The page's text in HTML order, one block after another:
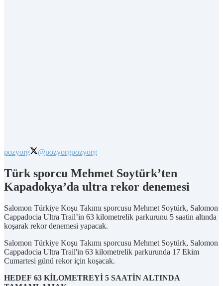
pozyorg @pozyorgpozyorg
Türk sporcu Mehmet Soytürk’ten
Kapadokya’da ultra rekor denemesi
Salomon Türkiye Koşu Takımı sporcusu Mehmet Soytürk, Salomon
Cappadocia Ultra Trail’in 63 kilometrelik parkurunu 5 saatin altında
koşarak rekor denemesi yapacak.
Salomon Türkiye Koşu Takımı sporcusu Mehmet Soytürk, Salomon
Cappadocia Ultra Trail'in 63 kilometrelik parkurunda 17 Ekim
Cumartesi günü rekor için koşacak.
HEDEF 63 KİLOMETREYİ 5 SAATİN ALTINDA